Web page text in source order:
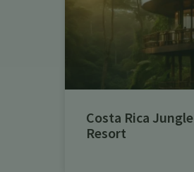
Costa Rica Jungle
Resort